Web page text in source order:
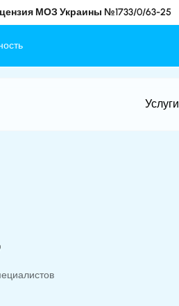
МОЗ Украины №1733/0/63-25
Услуги